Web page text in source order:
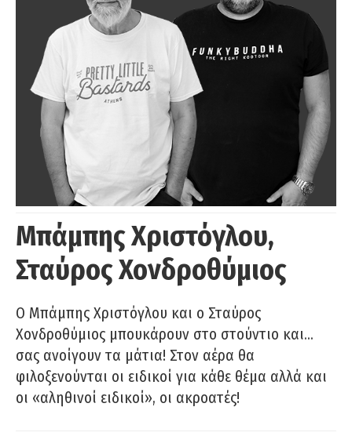
Μπάμπης Χριστόγλου,
Σταύρος Χονδροθύμιος
O Μπάμπης Χριστόγλου και ο Σταύρος
Χονδροθύμιος μπουκάρουν στο στούντιο και…
σας ανοίγουν τα μάτια! Στον αέρα θα
φιλοξενούνται οι ειδικοί για κάθε θέμα αλλά και
οι «αληθινοί ειδικοί», οι ακροατές!